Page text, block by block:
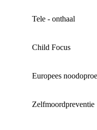
Tele - onthaal
Child Focus
Europees
Zelfmoordpreventie